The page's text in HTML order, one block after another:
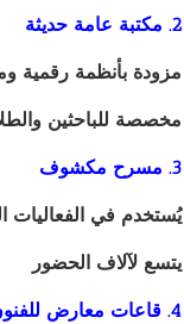
2. مكتبة عامة حديثة
مزودة بأنظمة رقمية
مخصصة للباحثين
3. مسرح مكشوف
يُستخدم في الفعاليات
يتسع لآلاف الحضور
4. قاعات معارض للفنون التشكيلية